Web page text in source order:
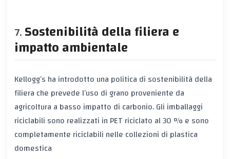
Sostenibilità della filiera e
impatto ambientale
Kellogg’s ha introdotto una politica di sostenibilità della
filiera che prevede l’uso di grano proveniente da
agricoltura a basso impatto di carbonio. Gli imballaggi
riciclabili sono realizzati in PET riciclato al 30 % e sono
completamente riciclabili nelle collezioni di plastica
domestica